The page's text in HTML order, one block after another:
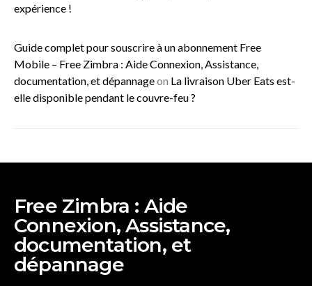
expérience !
Guide complet pour souscrire à un abonnement Free
Mobile – Free Zimbra : Aide Connexion, Assistance,
documentation, et dépannageon La livraison Uber Eats est-
elle disponible pendant le couvre-feu ?
Free Zimbra : Aide
Connexion, Assistance,
documentation, et
dépannage